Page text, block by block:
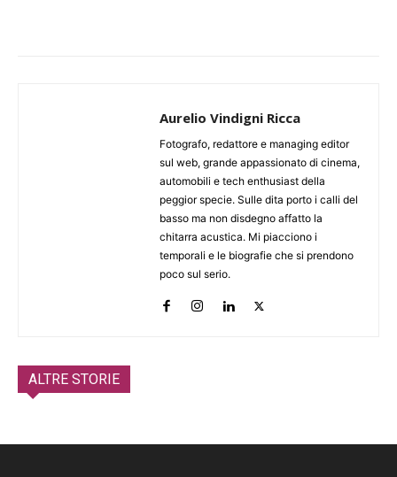
Aurelio Vindigni Ricca
Fotografo, redattore e managing editor
sul web, grande appassionato di cinema,
automobili e tech enthusiast della
peggior specie. Sulle dita porto i calli del
basso ma non disdegno affatto la
chitarra acustica. Mi piacciono i
temporali e le biografie che si prendono
poco sul serio.
ALTRE STORIE